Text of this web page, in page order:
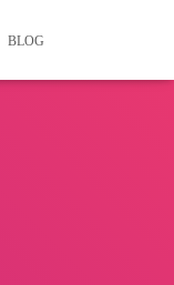
BLOG